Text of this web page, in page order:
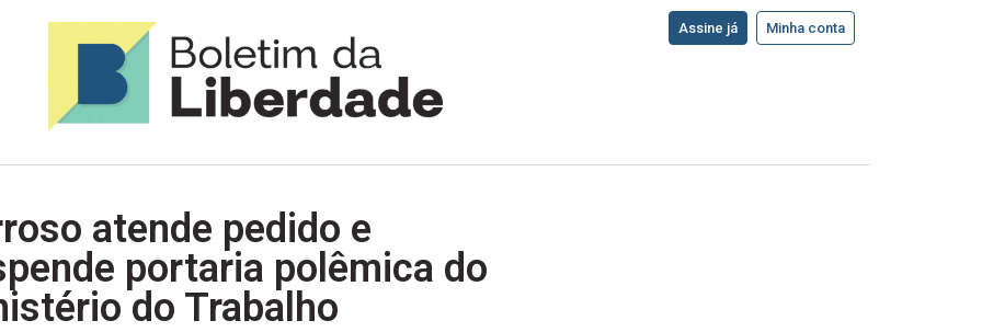
Assine já Minha conta
atende pedido e
portaria polêmica do
do Trabalho